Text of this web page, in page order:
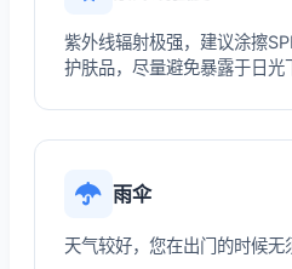
紫外线辐射极强，建议涂擦
护肤品，尽量避免暴露于日光
雨伞
天气较好，您在出门的时候无